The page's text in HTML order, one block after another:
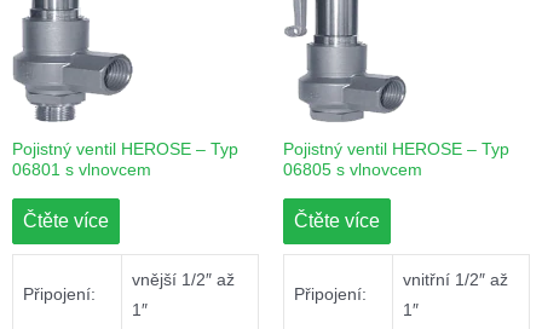
Pojistný ventil HEROSE – Typ
06801 s vlnovcem
Čtěte více
Připojení:
vnější 1/2″ až
1″
Pojistný ventil HEROSE – Typ
06805 s vlnovcem
Čtěte více
Připojení:
vnitřní 1/2″ až
1″